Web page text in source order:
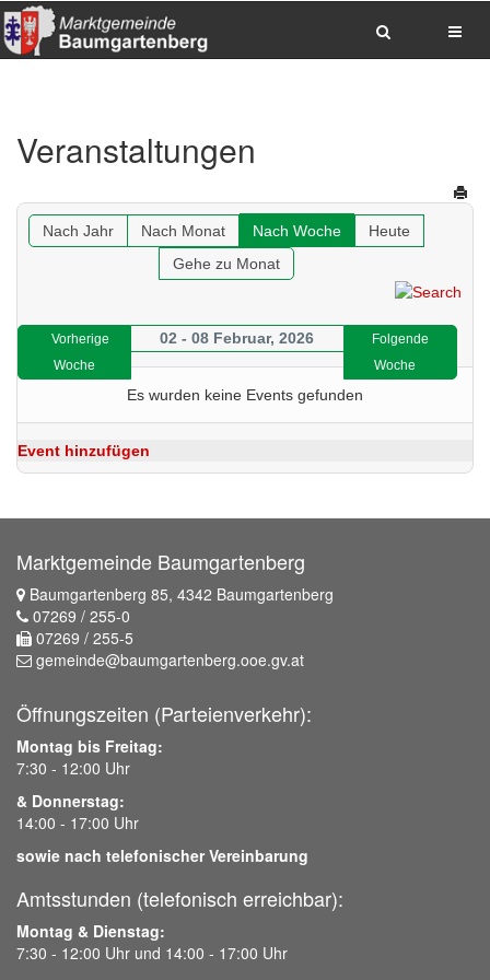
Sitemap anzeigen
Suche
E-Mail senden
Anfahrt via Google Maps planen
Veranstaltungen
Nach Jahr Nach Monat Nach Woche
Heute
Gehe zu Monat
Vorherige
Woche
02 - 08 Februar, 2026
Folgende
Woche
Es wurden keine Events gefunden
Event hinzufügen
Marktgemeinde Baumgartenberg
Baumgartenberg 85, 4342 Baumgartenberg
07269 / 255-0
07269 / 255-5
gemeinde@baumgartenberg.ooe.gv.at
Öffnungszeiten (Parteienverkehr):
Montag bis Freitag:
7:30 - 12:00 Uhr
& Donnerstag:
14:00 - 17:00 Uhr
sowie nach telefonischer Vereinbarung
Amtsstunden (telefonisch erreichbar):
Montag & Dienstag:
7:30 - 12:00 Uhr und 14:00 - 17:00 Uhr